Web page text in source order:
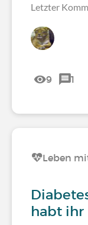
Letzter
9 1
Leben
habt ihr